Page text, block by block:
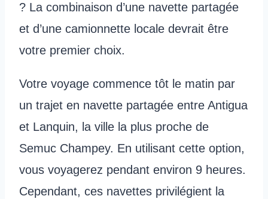
? La combinaison d’une navette partagée
et d’une camionnette locale devrait être
votre premier choix.
Votre voyage commence tôt le matin par
un trajet en navette partagée entre Antigua
et Lanquin, la ville la plus proche de
Semuc Champey. En utilisant cette option,
vous voyagerez pendant environ 9 heures.
Cependant, ces navettes privilégient la